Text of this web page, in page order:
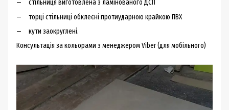
стільниця виготовлена з ламінованого ДСП
торці стільниці обклеєні протиударною крайкою ПВХ
кути заокруглені.
Консультація за кольорами з менеджеромViber(для мобільного)